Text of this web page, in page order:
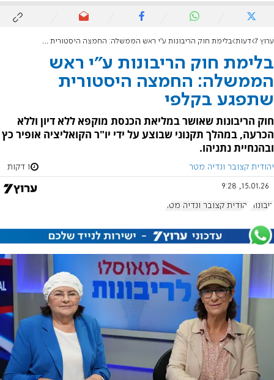
ערוץ 7 דעות בלימת חוק הריבונות ע"י ראש הממשלה: החמצה היסטורית שתפגע בקלפי
בלימת חוק הריבונות ע"י ראש
הממשלה: החמצה היסטורית
שתפגע בקלפי
חוק הריבונות שאושר במליאת הכנסת מוקפא ללא דיון וללא
הכרעה, במהלך תקנוני שבוצע על ידי יו"ר הקואליציה אופיר כץ
ובהנחיית נתניהו.
יהודית קצובר ונדיה מטר 1 דקות
15.01.26, 9:28
ריבונות יהודית קצובר ונדיה מטר